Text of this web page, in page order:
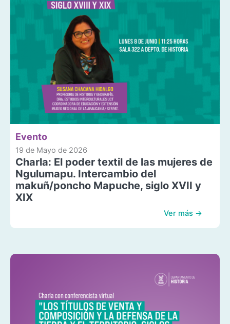
Evento
19 de Mayo de 2026
Charla: El poder textil de las mujeres de
Ngulumapu. Intercambio del
makuñ/poncho Mapuche, siglo XVII y
XIX
Ver más →